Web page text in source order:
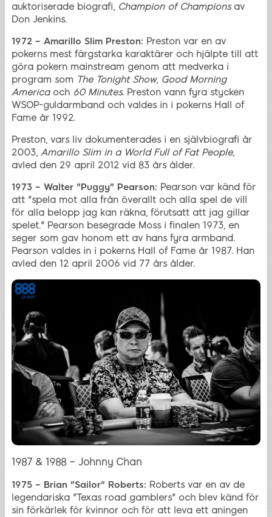
auktoriserade biografi, Champion of Championsav
Don Jenkins.
1972 – Amarillo Slim Preston: Preston var en av
pokerns mest färgstarka karaktärer och hjälpte till att
göra pokern mainstream genom att medverka i
program som The Tonight Show, Good Morning
Americaoch 60 Minutes. Preston vann fyra stycken
WSOP-guldarmband och valdes in i pokerns Hall of
Fame år 1992.
Preston, vars liv dokumenterades i en självbiografi år
2003, Amarillo Slim in a World Full of Fat People,
avled den 29 april 2012 vid 83 års ålder.
1973 – Walter "Puggy" Pearson: Pearson var känd för
att "spela mot alla från överallt och alla spel de vill
för alla belopp jag kan räkna, förutsatt att jag gillar
spelet." Pearson besegrade Moss i finalen 1973, en
seger som gav honom ett av hans fyra armband.
Pearson valdes in i pokerns Hall of Fame år 1987. Han
avled den 12 april 2006 vid 77 års ålder.
1987 & 1988 – Johnny Chan
1975 – Brian "Sailor" Roberts: Roberts var en av de
legendariska "Texas road gamblers" och blev känd för
sin förkärlek för kvinnor och för att leva ett aningen